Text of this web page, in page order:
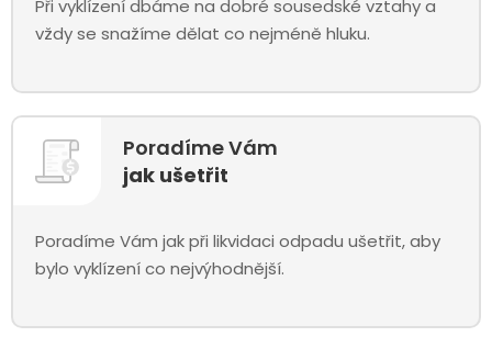
Při vyklízení dbáme na dobré sousedské vztahy a
vždy se snažíme dělat co nejméně hluku.
Poradíme Vám
jak ušetřit
Poradíme Vám jak při likvidaci odpadu ušetřit, aby
bylo vyklízení co nejvýhodnější.